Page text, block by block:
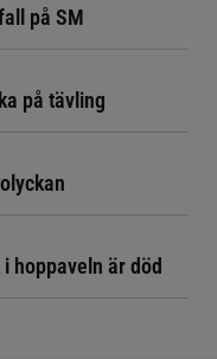
på SM
på tävling
hoppaveln är död